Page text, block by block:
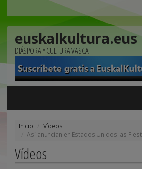
euskalkultura.eus
DIÁSPORA Y CULTURA VASCA
Inicio
Vídeos
Así anuncian en Estados Unidos las
Vídeos